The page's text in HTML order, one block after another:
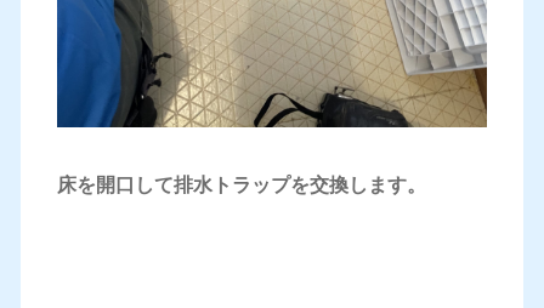
床を開口して排水トラップを交換します。